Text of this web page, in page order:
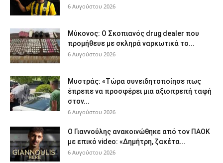
6 Αυγούστου 2026
Μύκονος: Ο Σκοπιανός drug dealer που
προμήθευε με σκληρά ναρκωτικά το...
6 Αυγούστου 2026
Μυστράς: «Τώρα συνειδητοποίησε πως
έπρεπε να προσφέρει μια αξιοπρεπή ταφή
στον...
6 Αυγούστου 2026
Ο Γιαννούλης ανακοινώθηκε από τον ΠΑΟΚ
με επικό video: «Δημήτρη, ζακέτα...
6 Αυγούστου 2026